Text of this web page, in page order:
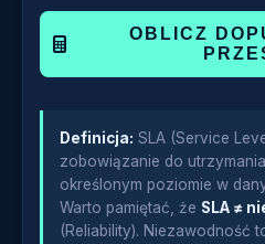
OBLICZ
Definicja: SLA (Service
zobowiązanie do
określonym poziomie w
Warto pamiętać, że SLA ≠
(Reliability). Niezawodność